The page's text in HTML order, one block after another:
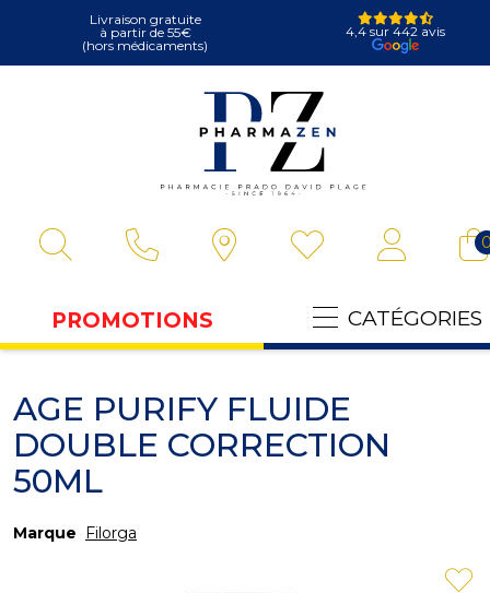
Livraison gratuite
à partir de 55€
(hors médicaments)
4,4 sur 442 avis
PROMOTIONS CATÉGORIES
AGE PURIFY FLUIDE
DOUBLE CORRECTION
50ML
Marque Filorga